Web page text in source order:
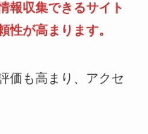
報収集できるサイト
性が高まります。
価も高まり、アクセ